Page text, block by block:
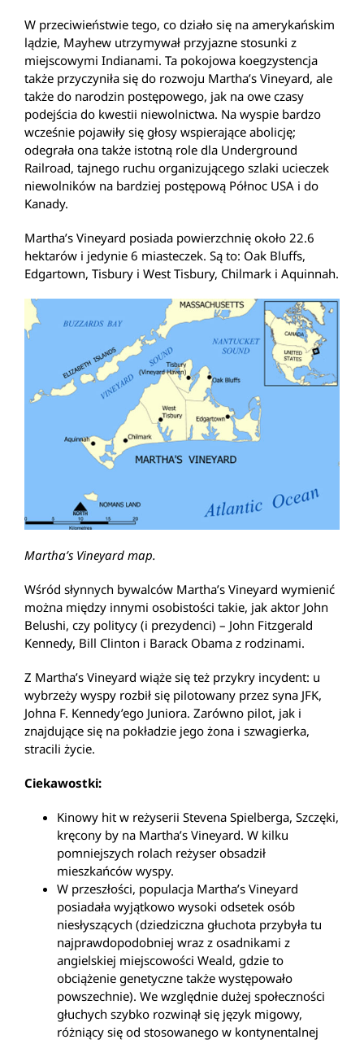
W przeciwieństwie tego, co działo się na amerykańskim
lądzie, Mayhew utrzymywał przyjazne stosunki z
miejscowymi Indianami. Ta pokojowa koegzystencja
także przyczyniła się do rozwoju Martha’s Vineyard, ale
także do narodzin postępowego, jak na owe czasy
podejścia do kwestii niewolnictwa. Na wyspie bardzo
wcześnie pojawiły się głosy wspierające abolicję;
odegrała ona także istotną role dla Underground
Railroad, tajnego ruchu organizującego szlaki ucieczek
niewolników na bardziej postępową Północ USA i do
Kanady.
Martha’s Vineyard posiada powierzchnię około 22.6
hektarów i jedynie 6 miasteczek. Są to: Oak Bluffs,
Edgartown, Tisbury i West Tisbury, Chilmark i Aquinnah.
Martha’s Vineyard map.
Wśród słynnych bywalców Martha’s Vineyard wymienić
można między innymi osobistości takie, jak aktor John
Belushi, czy politycy (i prezydenci) – John Fitzgerald
Kennedy, Bill Clinton i Barack Obama z rodzinami.
Z Martha’s Vineyard wiąże się też przykry incydent: u
wybrzeży wyspy rozbił się pilotowany przez syna JFK,
Johna F. Kennedy’ego Juniora. Zarówno pilot, jak i
znajdujące się na pokładzie jego żona i szwagierka,
stracili życie.
Ciekawostki:
Kinowy hit w reżyserii Stevena Spielberga, Szczęki,
kręcony by na Martha’s Vineyard. W kilku
pomniejszych rolach reżyser obsadził
mieszkańców wyspy.
W przeszłości, populacja Martha’s Vineyard
posiadała wyjątkowo wysoki odsetek osób
niesłyszących (dziedziczna głuchota przybyła tu
najprawdopodobniej wraz z osadnikami z
angielskiej miejscowości Weald, gdzie to
obciążenie genetyczne także występowało
powszechnie). We względnie dużej społeczności
głuchych szybko rozwinął się język migowy,
różniący się od stosowanego w kontynentalnej